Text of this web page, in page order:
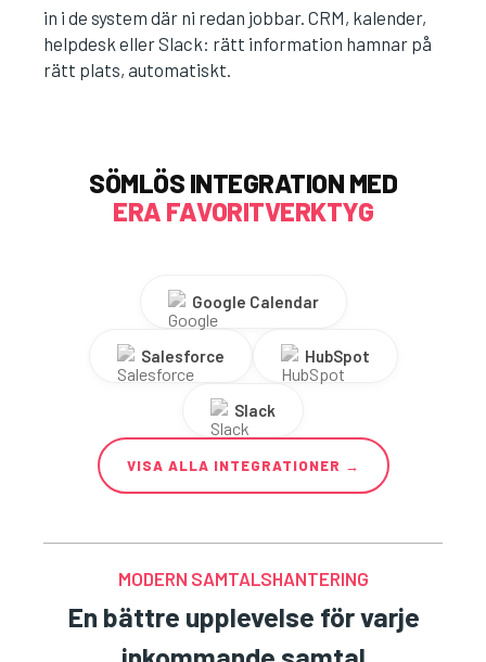
in i de system där ni redan jobbar. CRM, kalender,
helpdesk eller Slack: rätt information hamnar på
rätt plats, automatiskt.
SÖMLÖS INTEGRATION MED
ERA FAVORITVERKTYG
Google Calendar
Salesforce HubSpot
Slack
VISA ALLA INTEGRATIONER →
MODERN SAMTALSHANTERING
En bättre upplevelse för varje